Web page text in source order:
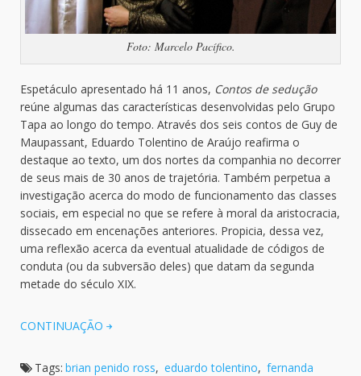
Foto: Marcelo Pacífico.
Espetáculo apresentado há 11 anos, Contos de sedução
reúne algumas das características desenvolvidas pelo Grupo
Tapa ao longo do tempo. Através dos seis contos de Guy de
Maupassant, Eduardo Tolentino de Araújo reafirma o
destaque ao texto, um dos nortes da companhia no decorrer
de seus mais de 30 anos de trajetória. Também perpetua a
investigação acerca do modo de funcionamento das classes
sociais, em especial no que se refere à moral da aristocracia,
dissecado em encenações anteriores. Propicia, dessa vez,
uma reflexão acerca da eventual atualidade de códigos de
conduta (ou da subversão deles) que datam da segunda
metade do século XIX.
CONTINUAÇÃO
Tags: brian penido ross, eduardo tolentino, fernanda